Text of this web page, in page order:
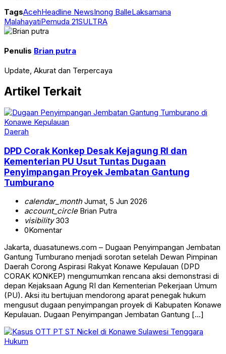
TagsAcehHeadline NewsInong BalleLaksamana
MalahayatiPemuda 21SULTRA
Penulis Brian putra
Update, Akurat dan Terpercaya
Artikel Terkait
Daerah
DPD Corak Konkep Desak Kejagung RI dan
Kementerian PU Usut Tuntas Dugaan
Penyimpangan Proyek Jembatan Gantung
Tumburano
calendar_monthJumat, 5 Jun 2026
account_circleBrian Putra
visibility303
0Komentar
Jakarta, duasatunews.com – Dugaan Penyimpangan Jembatan
Gantung Tumburano menjadi sorotan setelah Dewan Pimpinan
Daerah Corong Aspirasi Rakyat Konawe Kepulauan (DPD
CORAK KONKEP) mengumumkan rencana aksi demonstrasi di
depan Kejaksaan Agung RI dan Kementerian Pekerjaan Umum
(PU). Aksi itu bertujuan mendorong aparat penegak hukum
mengusut dugaan penyimpangan proyek di Kabupaten Konawe
Kepulauan. Dugaan Penyimpangan Jembatan Gantung […]
Hukum